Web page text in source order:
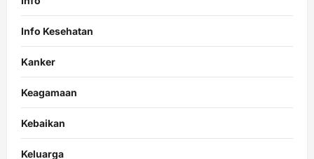
Info Kesehatan
Kanker
Keagamaan
Kebaikan
Keluarga